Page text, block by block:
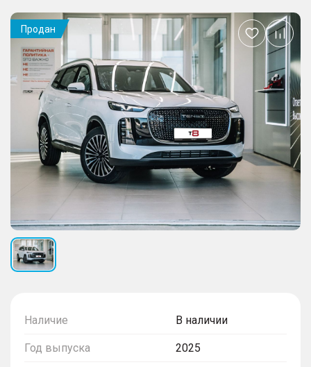
Наличие В наличии
Год выпуска 2025
Продан
Добавить
в
избранное